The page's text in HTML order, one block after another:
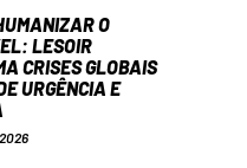
O
LESOIR
CRISES GLOBAIS
URGÊNCIA E